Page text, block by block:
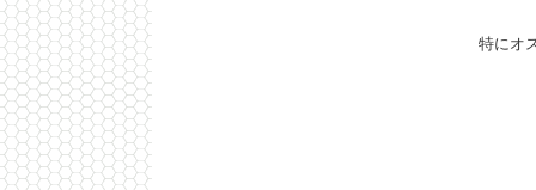
特に